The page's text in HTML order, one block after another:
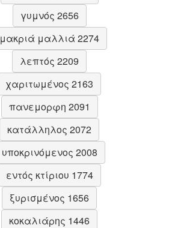
γυμνός 2656
μακριά μαλλιά 2274
λεπτός 2209
χαριτωμένος 2163
πανεμορφη 2091
κατάλληλος 2072
υποκρινόμενος 2008
εντός κτίριου 1774
ξυρισμένος 1656
κοκαλιάρης 1446